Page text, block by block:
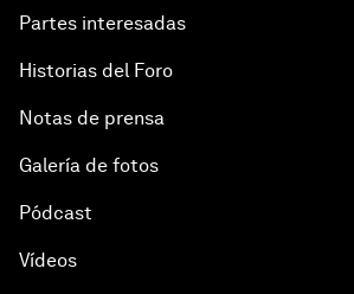
Partes interesadas
Historias del Foro
Notas de prensa
Galería de fotos
Pódcast
Vídeos